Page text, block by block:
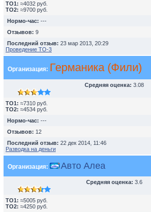
TO1: ≈4032 руб.
TO2: ≈9700 руб.
Нормо-час: ---
Отзывов: 9
Последний отзыв: 23 мар 2013, 20:29
Проведение ТО-3
Организация: Германика (Фили)
Средняя оценка: 3.08
TO1: ≈7310 руб.
TO2: ≈4534 руб.
Нормо-час: ---
Отзывов: 12
Последний отзыв: 22 дек 2014, 11:46
Разводка на деньги
Организация: Авто Алеа
Средняя оценка: 3.6
TO1: ≈5005 руб.
TO2: ≈4250 руб.